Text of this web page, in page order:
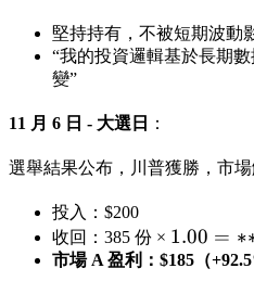
堅持持有，不被短期波動
“我的投資邏輯基於長期
變”
11 月 6 日 - 大選日 ：
選舉結果公布，川普獲勝，市場
投入：$200
收回：385 份 × 1.00
=
1.00 = ∗
市場 A 盈利：$185（